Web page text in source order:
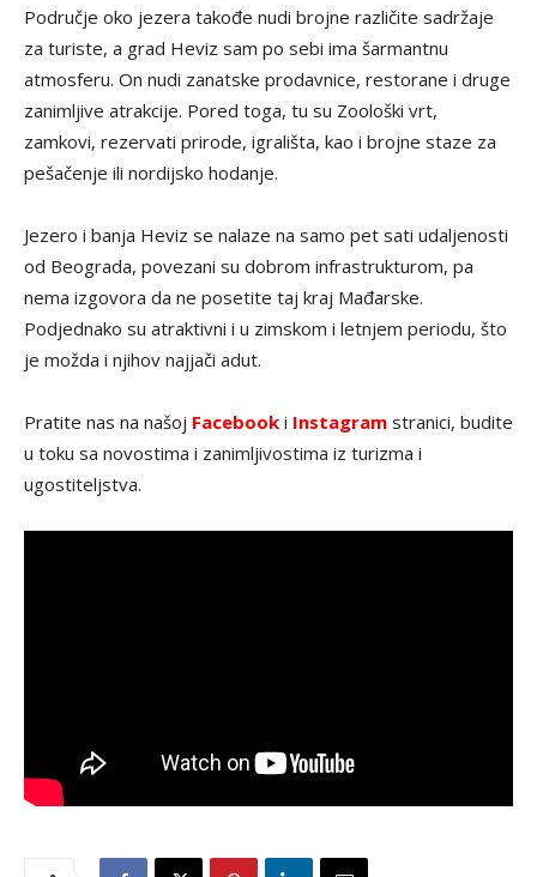
Područje oko jezera takođe nudi brojne različite sadržaje
za turiste, a grad Heviz sam po sebi ima šarmantnu
atmosferu. On nudi zanatske prodavnice, restorane i druge
zanimljive atrakcije. Pored toga, tu su Zoološki vrt,
zamkovi, rezervati prirode, igrališta, kao i brojne staze za
pešačenje ili nordijsko hodanje.
Jezero i banja Heviz se nalaze na samo pet sati udaljenosti
od Beograda, povezani su dobrom infrastrukturom, pa
nema izgovora da ne posetite taj kraj Mađarske.
Podjednako su atraktivni i u zimskom i letnjem periodu, što
je možda i njihov najjači adut.
Pratite nas na našoj Facebook i Instagram stranici, budite
u toku sa novostima i zanimljivostima iz turizma i
ugostiteljstva.